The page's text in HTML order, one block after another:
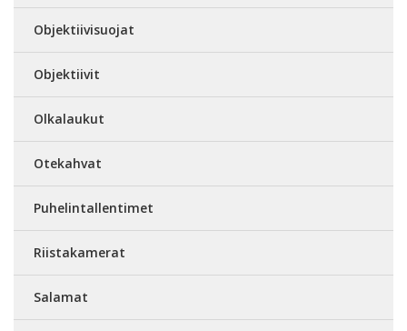
Objektiivisuojat
Objektiivit
Olkalaukut
Otekahvat
Puhelintallentimet
Riistakamerat
Salamat